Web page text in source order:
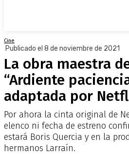
Cine
Publicado el 8 de noviembre de 2021
La obra maestra
“Ardiente
adaptada por
Por ahora la cinta original de
elenco ni fecha de estreno
estará Boris Quercia y en la
hermanos Larraín.